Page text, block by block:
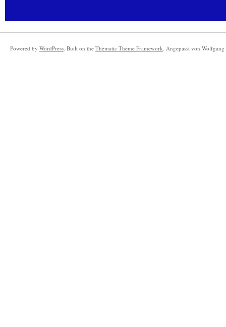
Powered by WordPress. Built on the Thematic Theme Framework. Angepasst von